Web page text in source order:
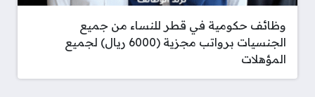
وظائف حكومية في قطر للنساء من جميع
الجنسيات برواتب مجزية (6000 ريال) لجميع
المؤهلات